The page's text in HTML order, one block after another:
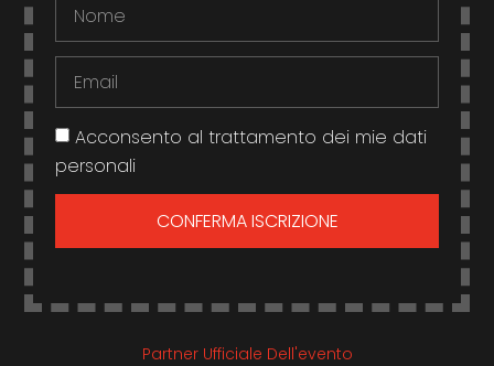
Acconsento al trattamento dei mie dati
personali
CONFERMA ISCRIZIONE
Partner Ufficiale Dell'evento